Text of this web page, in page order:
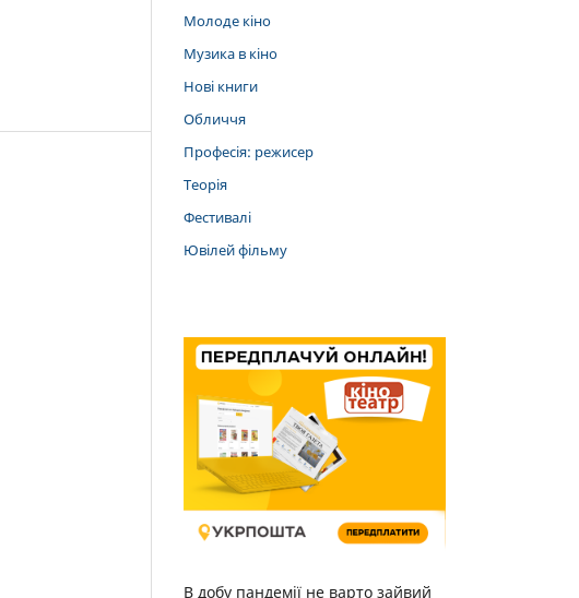
Молоде кіно
Музика в кіно
Нові книги
Обличчя
Професія: режисер
Теорія
Фестивалі
Ювілей фільму
В добу пандемії не варто зайвий